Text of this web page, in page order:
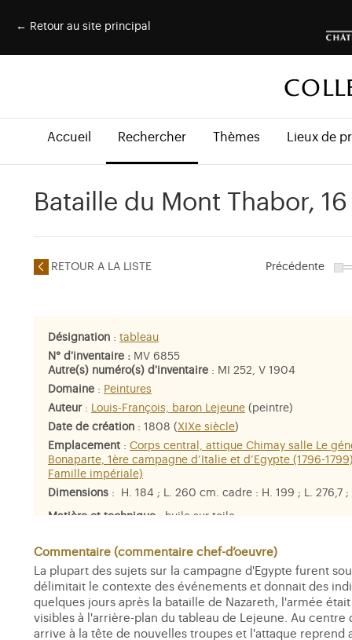
← Retour au site principal
Accueil Rechercher Thèmes Lieux de
Bataille du Mont Thabor,
RETOUR A LA LISTE Précédente
Désignation : tableau
N° d'inventaire : MV 6855
Autre(s) numéro(s) d'inventaire : MI 252, V 1904
Domaine : Peintures
Auteur: Louis-François, baron Lejeune (peintre)
Date de création : 1808 ( XIXe siècle)
Emplacement : Corps central, attique Chimay salle Le
Bonaparte, 1ère campagne d’Italie et d’Egypte (1796-
Famille impériale)
Dimensions : H. 184 ; L. 260 cm. cadre : H. 199 ; L. 276,7 ;
Matière et technique : huile sur toile
Alexandre Berthier, prince de Wagram, Napoléon Ier
Kléber
Joachim Murat Louis IX dit saint Louis
Commentaire (commentaire chef-d’oeuvre)
La plupart des sujets sur la campagne d'Egypte furent
délimitait le contexte des événements et donnait des
quelques jours après la bataille de Nazareth, l'armée
visibles à l'arrière-plan du tableau de Lejeune. Au
arrive à la tête de nouvelles troupes et l'attaque